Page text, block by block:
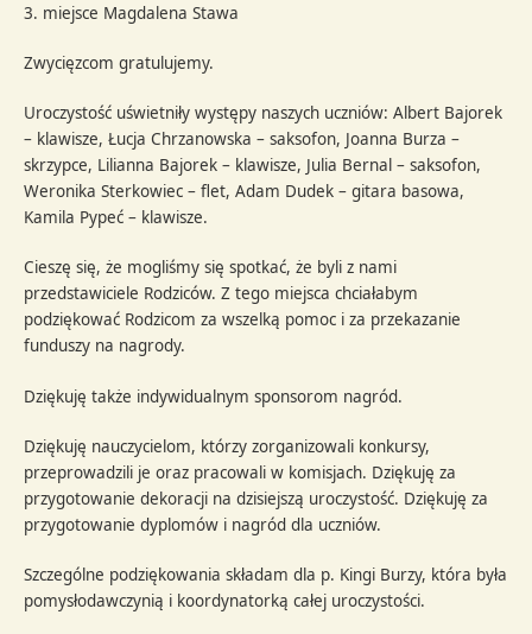
3. miejsce Magdalena Stawa
Zwycięzcom gratulujemy.
Uroczystość uświetniły występy naszych uczniów: Albert Bajorek
– klawisze, Łucja Chrzanowska – saksofon, Joanna Burza –
skrzypce, Lilianna Bajorek – klawisze, Julia Bernal – saksofon,
Weronika Sterkowiec – flet, Adam Dudek – gitara basowa,
Kamila Pypeć – klawisze.
Cieszę się, że mogliśmy się spotkać, że byli z nami
przedstawiciele Rodziców. Z tego miejsca chciałabym
podziękować Rodzicom za wszelką pomoc i za przekazanie
funduszy na nagrody.
Dziękuję także indywidualnym sponsorom nagród.
Dziękuję nauczycielom, którzy zorganizowali konkursy,
przeprowadzili je oraz pracowali w komisjach. Dziękuję za
przygotowanie dekoracji na dzisiejszą uroczystość. Dziękuję za
przygotowanie dyplomów i nagród dla uczniów.
Szczególne podziękowania składam dla p. Kingi Burzy, która była
pomysłodawczynią i koordynatorką całej uroczystości.